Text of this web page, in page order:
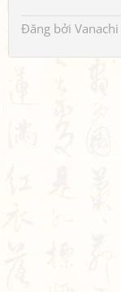
Đăng bởi Vanachi